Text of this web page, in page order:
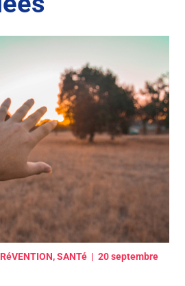
SANTé | 20 septembre